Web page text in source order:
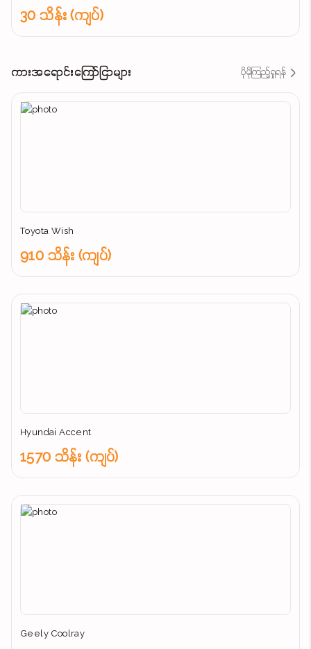
30 သိန်း (ကျပ်)
ကားအရောင်းကြော်ငြာများ ပိုမိုကြည့်ရှုရန်
Toyota Wish
910 သိန်း (ကျပ်)
Hyundai Accent
1570 သိန်း (ကျပ်)
Geely Coolray